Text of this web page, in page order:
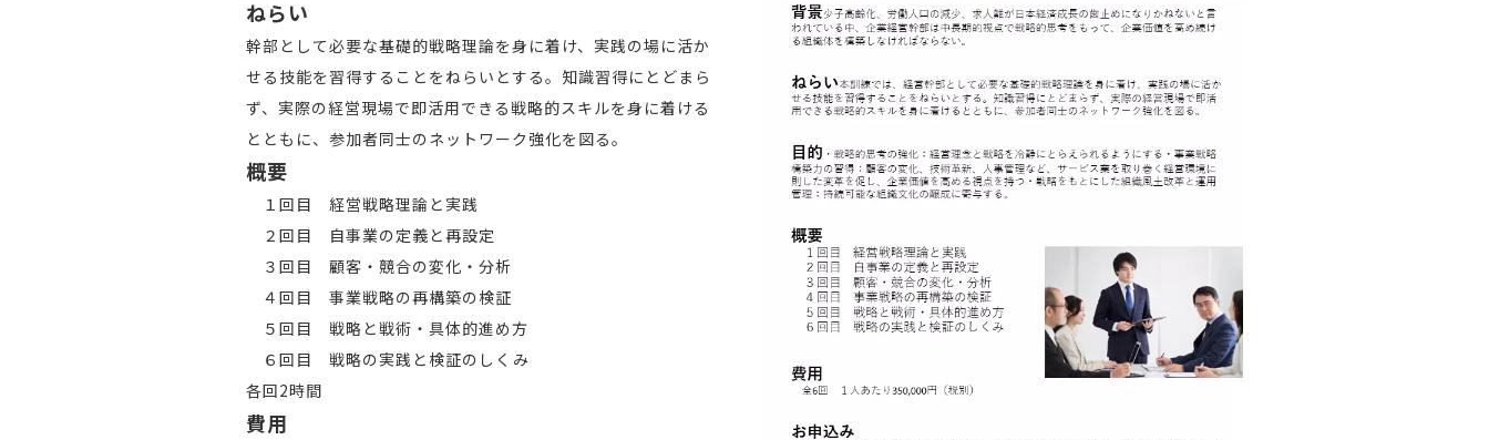
ねらい
幹部として必要な基礎的戦略理論を身に着け、実践の場に活か
せる技能を習得することをねらいとする。知識習得にとどまら
ず、実際の経営現場で即活用できる戦略的スキルを身に着ける
とともに、参加者同士のネットワーク強化を図る。
概要
１回目 経営戦略理論と実践
２回目 自事業の定義と再設定
３回目 顧客・競合の変化・分析
４回目 事業戦略の再構築の検証
５回目 戦略と戦術・具体的進め方
６回目 戦略の実践と検証のしくみ
各回2時間
費用